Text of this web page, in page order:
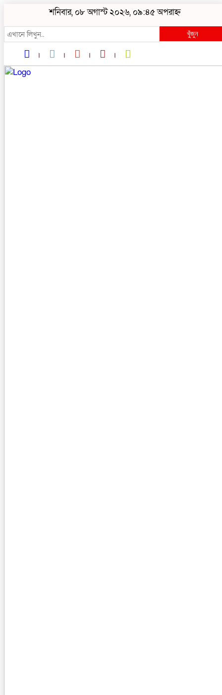
শনিবার, ০৮ অগাস্ট ২০২৬, ০৯:৪৫ অপরাহ্ন
খুঁজুন